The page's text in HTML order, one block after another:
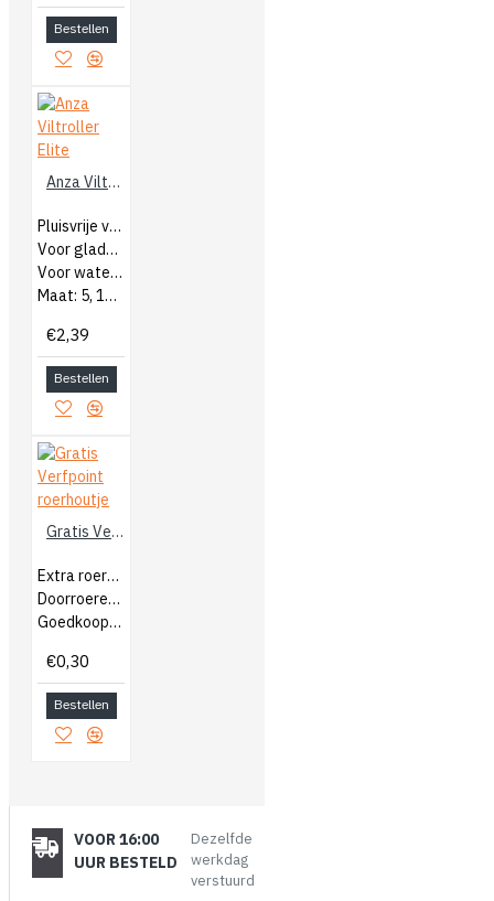
Bestellen
Anza Viltroller Elite
Pluisvrije viltroller
Voor gladde ondergronden
Voor watergedragen en terpentine
Maat: 5, 10, 15 en 18cm
€2,39
Bestellen
Gratis Verfpoint roerhoutje
Extra roerhoutjes
Doorroeren van verf
Goedkoop bijbestellen
€0,30
Bestellen
VOOR 16:00
UUR BESTELD
Dezelfde
werkdag
verstuurd